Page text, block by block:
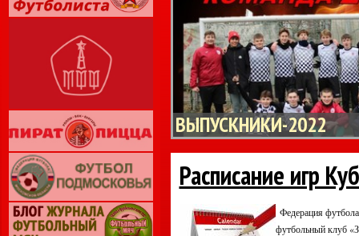
ВЫПУСКНИКИ-2022
Расписание игр
Федерация
футбольный клуб